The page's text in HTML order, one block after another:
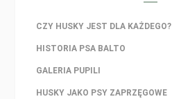
CZY HUSKY JEST DLA KAŻDEGO?
HISTORIA PSA BALTO
GALERIA PUPILI
HUSKY JAKO PSY ZAPRZĘGOWE